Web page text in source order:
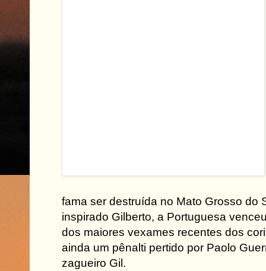
fama ser destruída no Mato Grosso do
inspirado Gilberto, a Portuguesa
dos maiores vexames recentes dos
ainda um pênalti pertido por Paolo
zagueiro Gil.